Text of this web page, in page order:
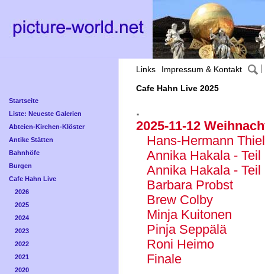
Links Impressum & Kontakt
Startseite
Liste: Neueste Galerien
Abteien-Kirchen-Klöster
Antike Stätten
Bahnhöfe
Burgen
Cafe Hahn Live
2026
2025
2024
2023
2022
2021
2020
Cafe Hahn Live 2025
.
2025-11-12
Hans-Hermann
Annika Hakala - Teil
Annika Hakala -
Barbara Probst
Brew Colby
Minja Kuitonen
Pinja Seppälä
Roni Heimo
Finale